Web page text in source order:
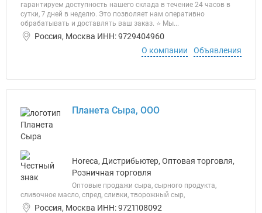
гарантируем доступность нашего склада в течение 24 часов в
сутки, 7 дней в неделю. Это позволяет нам оперативно
обрабатывать и доставлять ваш заказ. ⭐ Мы...
Россия, Москва ИНН: 9729404960
О компании
Объявления
Планета Сыра, ООО
Horeca, Дистрибьютер, Оптовая торговля,
Розничная торговля
Оптовые продажи сыра, сырного продукта,
сливочное масло, спред, сливки, творожный сыр,
Россия, Москва ИНН: 9721108092